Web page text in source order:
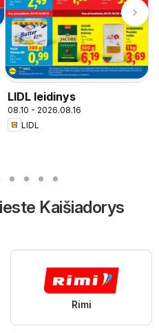
LIDL leidinys
08.10 - 2026.08.16
LIDL
Kaišiadorys
Rimi